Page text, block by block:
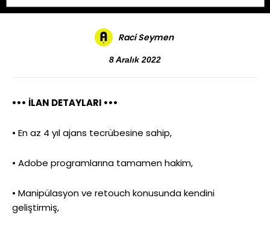
Raci Seymen
8 Aralık 2022
••• İLAN DETAYLARI •••
• En az 4 yıl ajans tecrübesine sahip,
• Adobe programlarına tamamen hakim,
• Manipülasyon ve retouch konusunda kendini
geliştirmiş,